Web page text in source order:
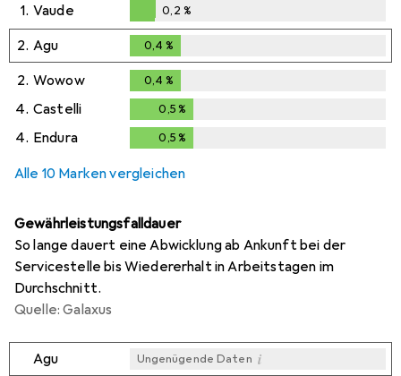
1. Vaude
0,2%
0,2 %
2. Agu 0,4 %
2. Wowow 0,4 %
4. Castelli 0,5 %
4. Endura 0,5 %
Alle 10 Marken vergleichen
Gewährleistungsfalldauer
So lange dauert eine Abwicklung ab Ankunft bei der
Servicestelle bis Wiedererhalt in Arbeitstagen im
Durchschnitt.
Quelle: Galaxus
Agu Ungenügende Daten i